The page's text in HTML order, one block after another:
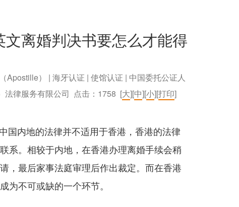
离婚判决书要怎么才能得
） | 海牙认证 | 使馆认证 | 中国委托公证人
法律服务有限公司 点击： 1758 [大][中][小][打印]
国内地的法律并不适用于香港，香港的法律
系。相较于内地，在香港办理离婚手续会稍
，最后家事法庭审理后作出裁定。而在香港
为不可或缺的一个环节。